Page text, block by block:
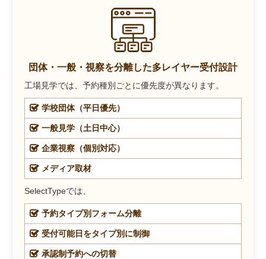
団体・一般・視察を分離した多レイヤー受付設計
工場見学では、予約種別ごとに優先度が異なります。
学校団体（平日優先）
一般見学（土日中心）
企業視察（個別対応）
メディア取材
SelectTypeでは、
予約タイプ別フォーム分離
受付可能日をタイプ別に制御
承認制予約への切替